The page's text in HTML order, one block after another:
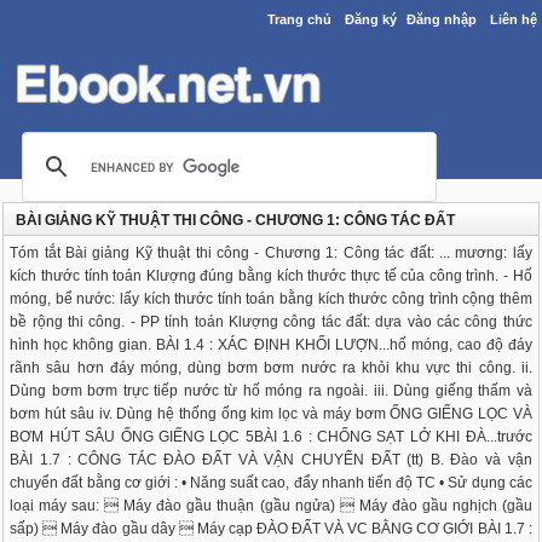
Trang chủ Đăng ký Đăng nhập Liên hệ
BÀI GIẢNG KỸ THUẬT THI CÔNG - CHƯƠNG 1: CÔNG TÁC ĐẤT
Tóm tắt Bài giảng Kỹ thuật thi công - Chương 1: Công tác đất: ... mương: lấy
kích thước tính toán Klượng đúng bằng kích thước thực tế của công trình. - Hố
móng, bể nước: lấy kích thước tính toán bằng kích thước công trình cộng thêm
bề rộng thi công. - PP tính toán Klượng công tác đất: dựa vào các công thức
hình học không gian. BÀI 1.4 : XÁC ĐỊNH KHỐI LƯỢN...hố móng, cao độ đáy
rãnh sâu hơn đáy móng, dùng bơm bơm nước ra khỏi khu vực thi công. ii.
Dùng bơm bơm trực tiếp nước từ hố móng ra ngoài. iii. Dùng giếng thấm và
bơm hút sâu iv. Dùng hệ thống ống kim lọc và máy bơm ỐNG GIẾNG LỌC VÀ
BƠM HÚT SÂU ỐNG GIẾNG LỌC 5BÀI 1.6 : CHỐNG SẠT LỞ KHI ĐÀ...trước
BÀI 1.7 : CÔNG TÁC ĐÀO ĐẤT VÀ VẬN CHUYỂN ĐẤT (tt) B. Đào và vận
chuyển đất bằng cơ giới : • Năng suất cao, đẩy nhanh tiến độ TC • Sử dụng các
loại máy sau:  Máy đào gầu thuận (gầu ngửa)  Máy đào gầu nghịch (gầu
sấp)  Máy đào gầu dây  Máy cạp ĐÀO ĐẤT VÀ VC BẰNG CƠ GIỚI BÀI 1.7 :